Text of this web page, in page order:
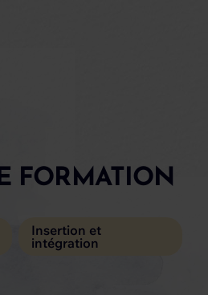
FORMATION
Insertion et
intégration